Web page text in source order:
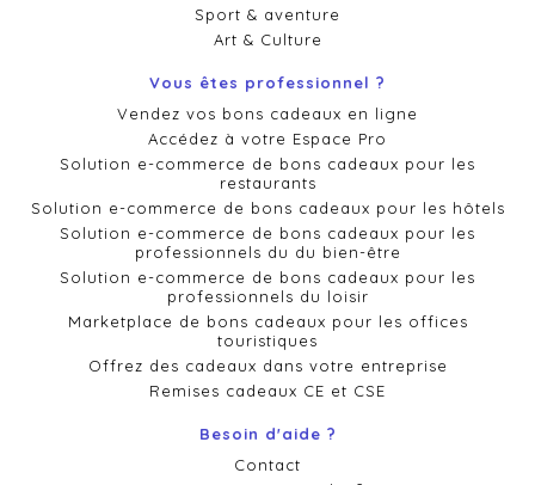
Sport & aventure
Art & Culture
Vous êtes professionnel ?
Vendez vos bons cadeaux en ligne
Accédez à votre Espace Pro
Solution e-commerce de bons cadeaux pour les
restaurants
Solution e-commerce de bons cadeaux pour les hôtels
Solution e-commerce de bons cadeaux pour les
professionnels du du bien-être
Solution e-commerce de bons cadeaux pour les
professionnels du loisir
Marketplace de bons cadeaux pour les offices
touristiques
Offrez des cadeaux dans votre entreprise
Remises cadeaux CE et CSE
Besoin d'aide ?
Contact